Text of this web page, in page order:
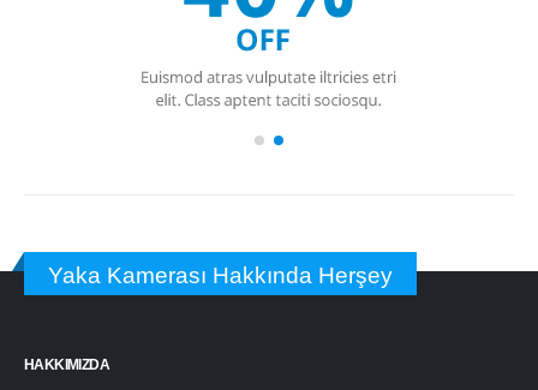
Yaka Kamerası Hakkında Herşey
HAKKIMIZDA